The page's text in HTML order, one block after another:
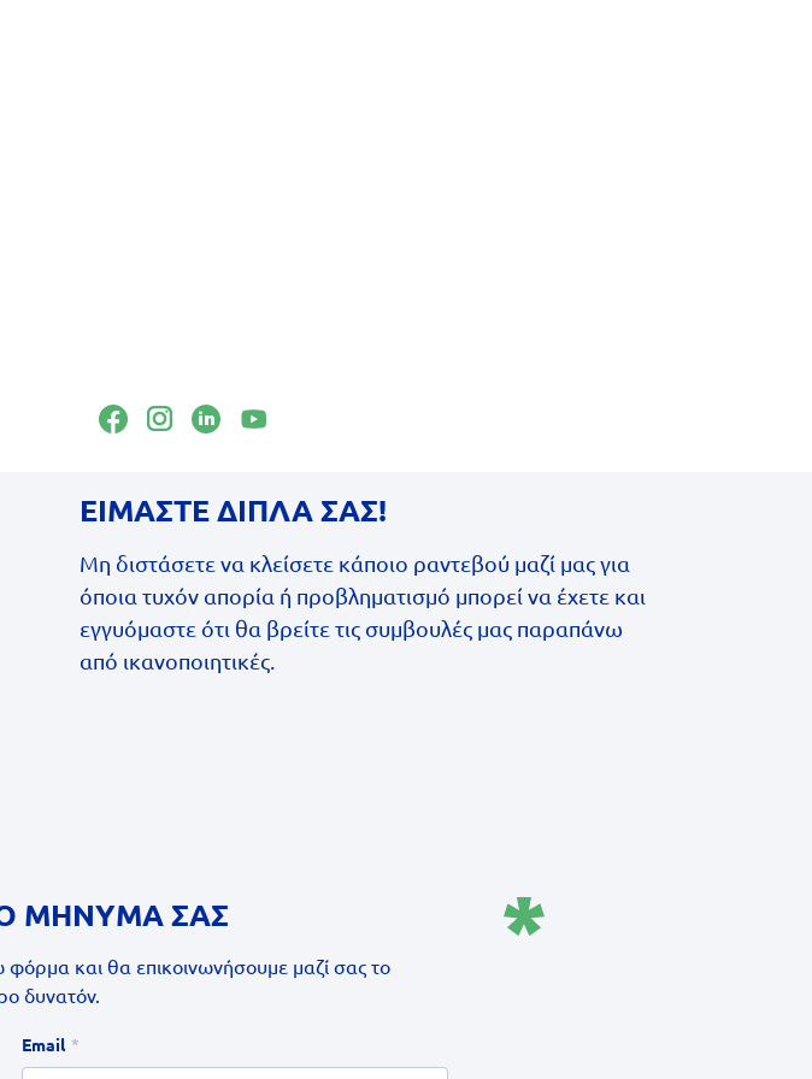
ΕΙΜΑΣΤΕ ΔΙΠΛΑ ΣΑΣ!
Μη διστάσετε να κλείσετε κάποιο ραντεβού μαζί μας για
όποια τυχόν απορία ή προβληματισμό μπορεί να έχετε και
εγγυόμαστε ότι θα βρείτε τις συμβουλές μας παραπάνω
από ικανοποιητικές.
ΜΗΝΥΜΑ ΣΑΣ
και θα επικοινωνήσουμε μαζί σας το
δυνατόν.
Email